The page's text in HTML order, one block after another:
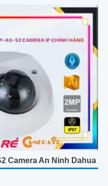
Camera An Ninh Dahua